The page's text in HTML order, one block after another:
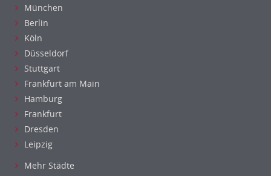
Fahrzeugtechnik
Fertigungstechnik
gebaeude-versorgungs-sicherheitstechnik
Kunststofftechnik
Leitung, Teamleitung
Luft- und Raumfahrttechnik
Maschinenbau
Optiker, Akustiker
München
Berlin
Köln
Düsseldorf
Stuttgart
Frankfurt am Main
Hamburg
Frankfurt
Dresden
Leipzig
Mehr Städte